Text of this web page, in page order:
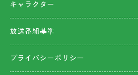
キャラクター
放送番組基準
プライバシーポリシー